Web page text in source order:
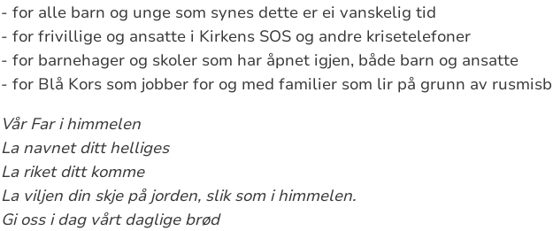
- for alle barn og unge som synes dette er ei vanskelig tid
- for frivillige og ansatte i Kirkens SOS og andre krisetelefoner
- for barnehager og skoler som har åpnet igjen, både barn og ansatte
- for Blå Kors som jobber for og med familier som lir på grunn av
Vår Far i himmelen
La navnet ditt helliges
La riket ditt komme
La viljen din skje på jorden, slik som i himmelen.
Gi oss i dag vårt daglige brød